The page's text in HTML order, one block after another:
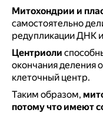
Митохондрии и
самостоятельно
редупликации ДНК
Центриоли
окончания деления
клеточный центр.
Таким образом,
потому что имеют